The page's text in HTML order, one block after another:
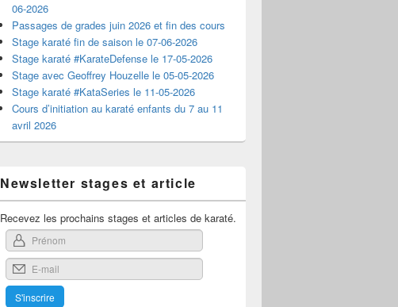
06-2026
Passages de grades juin 2026 et fin des cours
Stage karaté fin de saison le 07-06-2026
Stage karaté #KarateDefense le 17-05-2026
Stage avec Geoffrey Houzelle le 05-05-2026
Stage karaté #KataSeries le 11-05-2026
Cours d’initiation au karaté enfants du 7 au 11
avril 2026
Newsletter stages et article
Recevez les prochains stages et articles de karaté.